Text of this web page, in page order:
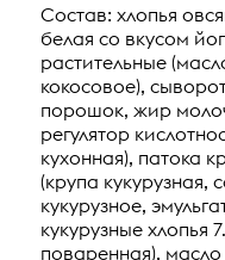
Состав: хлопья
белая со вкусом
растительные
кокосовое),
порошок, жир
регулятор
кухонная), патока
(крупа кукурузная,
кукурузное,
кукурузные хлопья
поваренная), масло